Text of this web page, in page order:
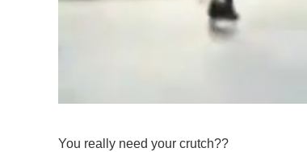
You really need your crutch??